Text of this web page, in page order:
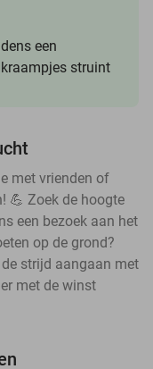
een
struint
met vrienden of
💪 Zoek de hoogte
een bezoek aan het
op de grond?
strijd aangaan met
met de winst